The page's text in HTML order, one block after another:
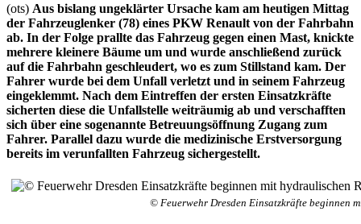
(ots) Aus bislang ungeklärter Ursache kam am heutigen Mittag
der Fahrzeuglenker (78) eines PKW Renault von der Fahrbahn
ab. In der Folge prallte das Fahrzeug gegen einen Mast, knickte
mehrere kleinere Bäume um und wurde anschließend zurück
auf die Fahrbahn geschleudert, wo es zum Stillstand kam. Der
Fahrer wurde bei dem Unfall verletzt und in seinem Fahrzeug
eingeklemmt. Nach dem Eintreffen der ersten Einsatzkräfte
sicherten diese die Unfallstelle weiträumig ab und verschafften
sich über eine sogenannte Betreuungsöffnung Zugang zum
Fahrer. Parallel dazu wurde die medizinische Erstversorgung
bereits im verunfallten Fahrzeug sichergestellt.
© Feuerwehr Dresden Einsatzkräfte beginnen